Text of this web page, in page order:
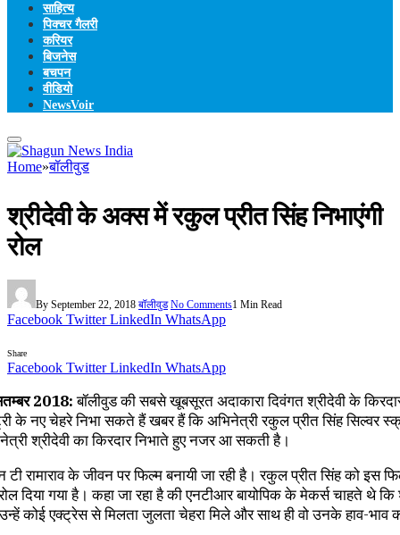
साहित्य
पिक्चर गैलरी
करियर
बिजनेस
बचपन
वीडियो
NewsVoir
Home»बॉलीवुड
श्रीदेवी के अक्स में रकुल प्रीत सिंह निभाएंगी
रोल
By September 22, 2018 बॉलीवुड No Comments1 Min Read
Facebook Twitter LinkedIn WhatsApp
Share
Facebook Twitter LinkedIn WhatsApp
2018:बॉलीवुड की सबसे खूबसूरत अदाकारा दिवंगत श्रीदेवी के
के नए चेहरे निभा सकते हैं खबर हैं कि अभिनेत्री रकुल प्रीत सिंह सिल्वर
श्रीदेवी का किरदार निभाते हुए नजर आ सकती है।
टी रामाराव के जीवन पर फिल्म बनायी जा रही है। रकुल प्रीत सिंह को इस
दिया गया है। कहा जा रहा है की एनटीआर बायोपिक के मेकर्स चाहते थे कि
कोई एक्ट्रेस से मिलता जुलता चेहरा मिले और साथ ही वो उनके हाव-भाव